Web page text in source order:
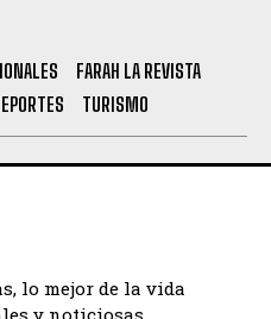
FARAH LA REVISTA
TURISMO
lo mejor de la vida